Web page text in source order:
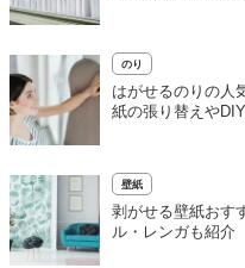
のり
はがせるのりの人
紙の張り替えや
壁紙
剥がせる壁紙おす
ル・レンガも紹介